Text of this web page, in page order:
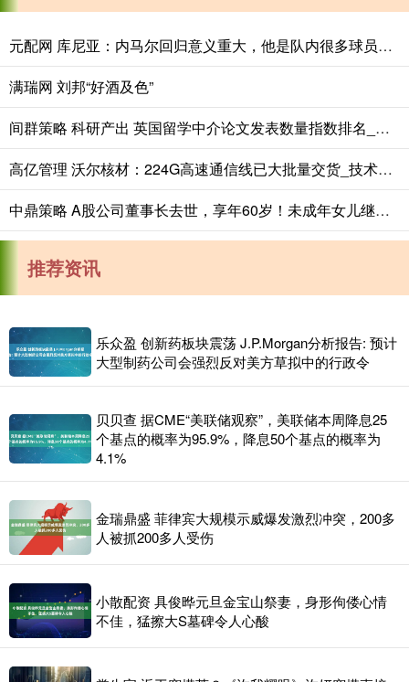
元配网 库尼亚：内马尔回归意义重大，他是队内很多球员的偶像
满瑞网 刘邦“好酒及色”
间群策略 科研产出 英国留学中介论文发表数量指数排名_学术_高等教育
高亿管理 沃尔核材：224G高速通信线已大批量交货_技术_方案_认证
中鼎策略 A股公司董事长去世，享年60岁！未成年女儿继承超9亿元股票，相关股份所对应的一切权利均由其母亲行使
推荐资讯
乐众盈 创新药板块震荡 J.P.Morgan分析报告: 预计
大型制药公司会强烈反对美方草拟中的行政令
贝贝查 据CME“美联储观察”，美联储本周降息25
个基点的概率为95.9%，降息50个基点的概率为
4.1%
金瑞鼎盛 菲律宾大规模示威爆发激烈冲突，200多
人被抓200多人受伤
小散配资 具俊晔元旦金宝山祭妻，身形佝偻心情
不佳，猛擦大S墓碑令人心酸